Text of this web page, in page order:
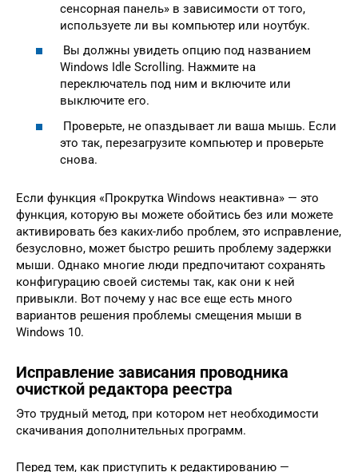
сенсорная панель» в зависимости от того,
используете ли вы компьютер или ноутбук.
Вы должны увидеть опцию под названием
Windows Idle Scrolling. Нажмите на
переключатель под ним и включите или
выключите его.
Проверьте, не опаздывает ли ваша мышь. Если
это так, перезагрузите компьютер и проверьте
снова.
Если функция «Прокрутка Windows неактивна» — это
функция, которую вы можете обойтись без или можете
активировать без каких-либо проблем, это исправление,
безусловно, может быстро решить проблему задержки
мыши. Однако многие люди предпочитают сохранять
конфигурацию своей системы так, как они к ней
привыкли. Вот почему у нас все еще есть много
вариантов решения проблемы смещения мыши в
Windows 10.
Исправление зависания проводника
очисткой редактора реестра
Это трудный метод, при котором нет необходимости
скачивания дополнительных программ.
Перед тем, как приступить к редактированию —